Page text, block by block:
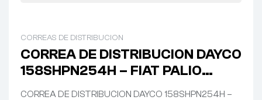
CORREAS DE DISTRIBUCION
CORREA DE DISTRIBUCION DAYCO
158SHPN254H – FIAT PALIO
SIENA 1.6
CORREA DE DISTRIBUCION DAYCO 158SHPN254H –